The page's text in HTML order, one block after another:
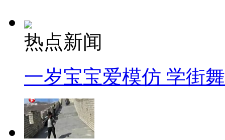
热点新闻
一岁宝宝爱模仿 学街